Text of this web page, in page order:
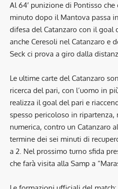
Al 64′ punizione di Pontisso
minuto dopo il Mantova passa
difesa del Catanzaro con il goal
anche Ceresoli nel Catanzaro e
Seck ci prova a giro dalla
Le ultime carte del Catanzaro
ricerca del pari, con l’uomo in
realizza il goal del pari e
spesso pericoloso in ripartenza,
numerica, contro un Catanzaro
termine dei sei minuti di
a 2. Nel prossimo turno sfida
che farà visita alla Samp a